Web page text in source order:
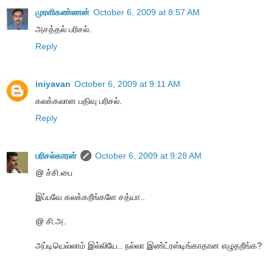
முரளிகண்ணன் October 6, 2009 at 8:57 AM
அசத்தல் பரிசல்.
Reply
iniyavan October 6, 2009 at 9:11 AM
கலக்கலான பதிவு பரிசல்.
Reply
பரிசல்காரன்
October 6, 2009 at 9:28 AM
@ ச்சி.பை
இப்பவே கலக்கறீங்களே சத்யா..
@ சி.அ.
அப்டியெல்லாம் இல்லியே.. நல்லா இண்ட்ரஸ்டிங்காதான எழுதறீங்க?